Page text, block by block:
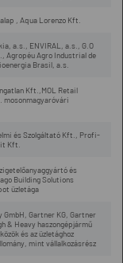
, Aqua Lorenzo Kft.
a.s., ENVIRAL, a.s., G.O
Agropéu Agro Industrial de
Brasil, a.s.
Kft.,MOL Retail
mosonmagyaróvári
és Szolgáltató Kft., Profi-
Kft.
és
Building Solutions
üzletága
GmbH, Gartner KG, Gartner
& Heavy haszongépjármű
és az üzletághoz
mint vállalkozásrész